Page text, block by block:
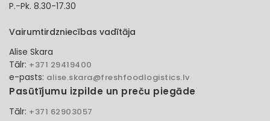
P.-Pk. 8.30-17.30
Vairumtirdzniecības vadītāja
Alise Skara
Tālr: +371 29419400
e-pasts: alise.skara@freshfoodlogistics.lv
Pasūtījumu izpilde un preču piegāde
Tālr: +371 62903057